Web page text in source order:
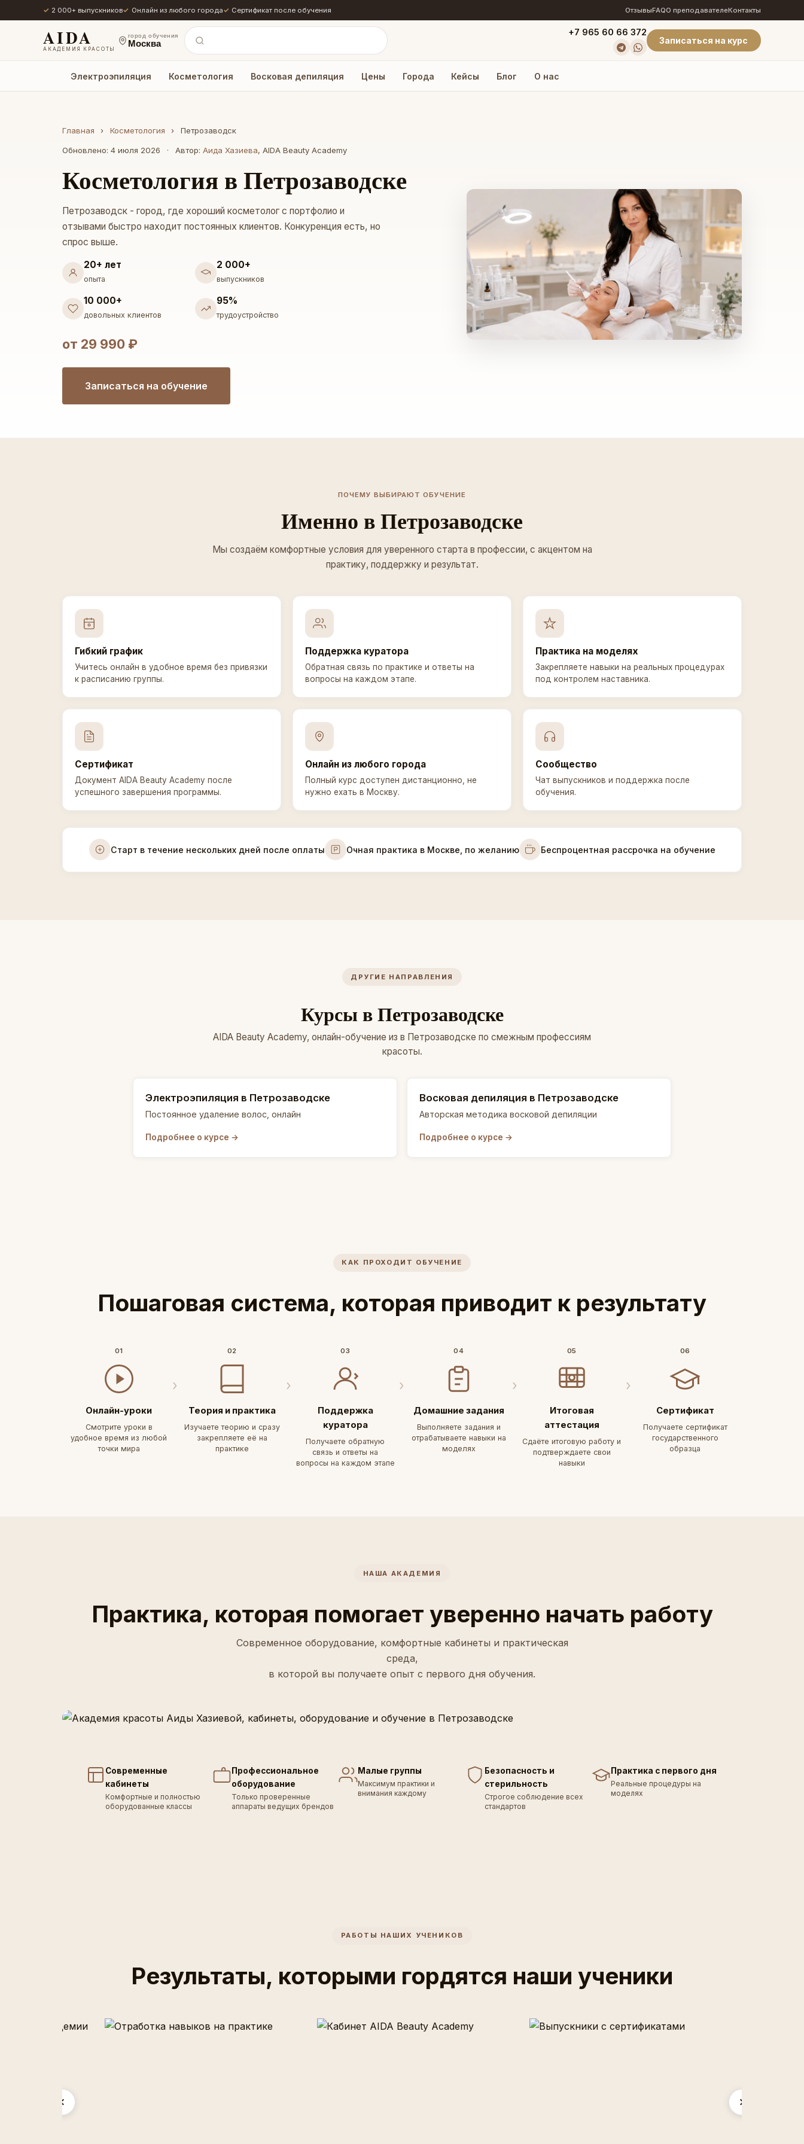
2 000+ выпускников Онлайн из любого города Сертификат после обучения ОтзывыFAQО преподавателеКонтакты
AIDA
АКАДЕМИЯ КРАСОТЫ
город обучения
Москва
+7 965 60 66 372
Записаться на курс
Электроэпиляция Косметология Восковая депиляция Цены Города Кейсы Блог О нас
Главная › Косметология › Петрозаводск
Обновлено: 4 июля 2026 · Автор:Аида Хазиева, AIDA Beauty Academy
Косметология в Петрозаводске
Петрозаводск - город, где хороший косметолог с портфолио и
отзывами быстро находит постоянных клиентов. Конкуренция есть, но
спрос выше.
20+ лет
опыта
2 000+
выпускников
10 000+
довольных клиентов
95%
трудоустройство
от 29 990 ₽
Записаться на обучение
ПОЧЕМУ ВЫБИРАЮТ ОБУЧЕНИЕ
Именно в Петрозаводске
Мы создаём комфортные условия для уверенного старта в профессии, с акцентом на
практику, поддержку и результат.
Гибкий график
Учитесь онлайн в удобное время без привязки
к расписанию группы.
Поддержка куратора
Обратная связь по практике и ответы на
вопросы на каждом этапе.
Практика на моделях
Закрепляете навыки на реальных процедурах
под контролем наставника.
Сертификат
Документ AIDA Beauty Academy после
успешного завершения программы.
Онлайн из любого города
Полный курс доступен дистанционно, не
нужно ехать в Москву.
Сообщество
Чат выпускников и поддержка после
обучения.
Старт в течение нескольких дней после оплаты Очная практика в Москве, по желанию Беспроцентная рассрочка на обучение
ДРУГИЕ НАПРАВЛЕНИЯ
Курсы в Петрозаводске
AIDA Beauty Academy, онлайн-обучение из в Петрозаводске по смежным профессиям
красоты.
Электроэпиляция в Петрозаводске
Постоянное удаление волос, онлайн
Подробнее о курсе →
Восковая депиляция в Петрозаводске
Авторская методика восковой депиляции
Подробнее о курсе →
КАК ПРОХОДИТ ОБУЧЕНИЕ
Пошаговая система, которая приводит к результату
01
Онлайн-уроки
Смотрите уроки в
удобное время из любой
точки мира
02
Теория и практика
Изучаете теорию и сразу
закрепляете её на
практике
03
Поддержка
куратора
Получаете обратную
связь и ответы на
вопросы на каждом этапе
04
Домашние задания
Выполняете задания и
отрабатываете навыки на
моделях
05
Итоговая
аттестация
Сдаёте итоговую работу и
подтверждаете свои
навыки
06
Сертификат
Получаете сертификат
государственного
образца
НАША АКАДЕМИЯ
Практика, которая помогает уверенно начать работу
Современное оборудование, комфортные кабинеты и практическая
среда,
в которой вы получаете опыт с первого дня обучения.
Современные
кабинеты
Комфортные и полностью
оборудованные классы
Профессиональное
оборудование
Только проверенные
аппараты ведущих брендов
Малые группы
Максимум практики и
внимания каждому
Безопасность и
стерильность
Строгое соблюдение всех
стандартов
Практика с первого дня
Реальные процедуры на
моделях
РАБОТЫ НАШИХ УЧЕНИКОВ
Результаты, которыми гордятся наши ученики